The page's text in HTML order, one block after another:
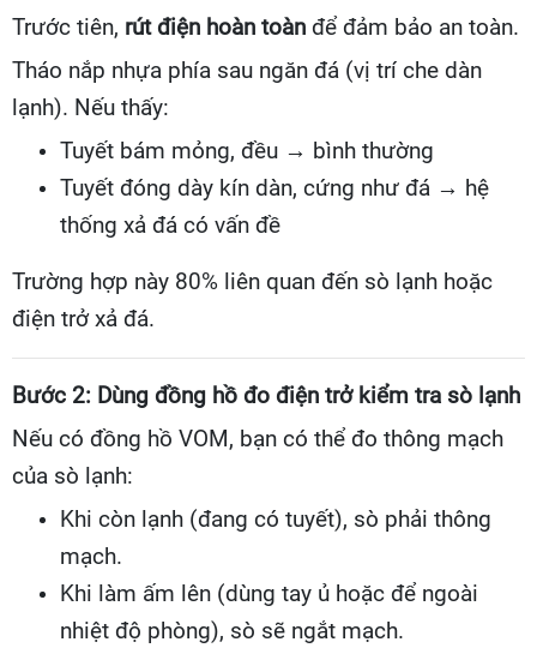
Trước tiên, rút điện hoàn toàn để đảm bảo an toàn.
Tháo nắp nhựa phía sau ngăn đá (vị trí che dàn
lạnh). Nếu thấy:
Tuyết bám mỏng, đều → bình thường
Tuyết đóng dày kín dàn, cứng như đá → hệ
thống xả đá có vấn đề
Trường hợp này 80% liên quan đến sò lạnh hoặc
điện trở xả đá.
Bước 2: Dùng đồng hồ đo điện trở kiểm tra sò lạnh
Nếu có đồng hồ VOM, bạn có thể đo thông mạch
của sò lạnh:
Khi còn lạnh (đang có tuyết), sò phải thông
mạch.
Khi làm ấm lên (dùng tay ủ hoặc để ngoài
nhiệt độ phòng), sò sẽ ngắt mạch.